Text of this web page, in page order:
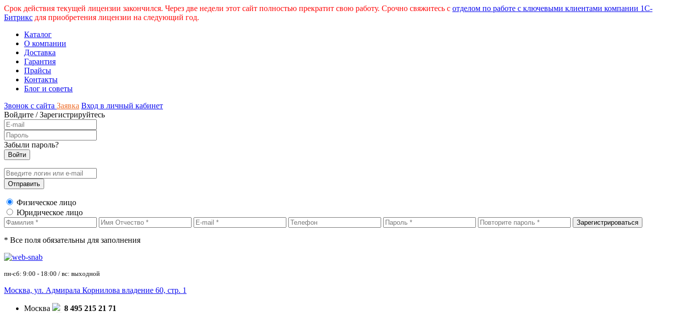
Срок действия текущей лицензии закончился. Через две недели этот сайт полностью прекратит свою работу. Срочно свяжитесь с отделом по работе с ключевыми клиентами компании 1С-
Битрикс для приобретения лицензии на следующий год.
Каталог
О компании
Доставка
Гарантия
Прайсы
Контакты
Блог и советы
Звонок с сайта Заявка Вход в личный кабинет
Войдите /Зарегистрируйтесь
Забыли пароль?
Физическое лицо
Юридическое лицо
* Все поля обязательны для заполнения
пн-сб: 9:00 - 18:00 / вс: выходной
Москва, ул. Адмирала Корнилова владение 60, стр. 1
Москва
8 495 215 21 71